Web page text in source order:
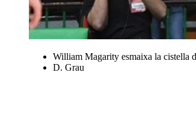
William Magarity esmaixa la cistella
D. Grau